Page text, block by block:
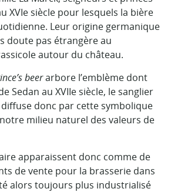
XVIe siècle pour lesquels la bière
Leur origine germanique
doute pas étrangère au
autour du château.
beerarbore l’emblème dont
Sedan au XVIIe siècle, le sanglier
diffuse donc par cette symbolique
milieu naturel des valeurs de
apparaissent donc comme de
de vente pour la brasserie dans
alors toujours plus industrialisé